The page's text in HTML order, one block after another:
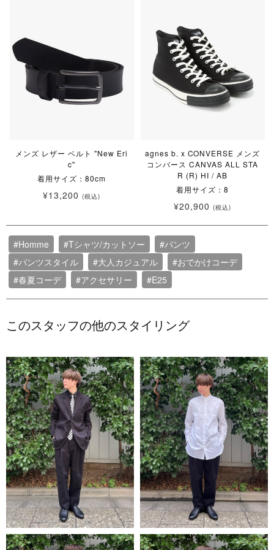
メンズ レザー ベルト "New Eri
c"
着用サイズ：80cm
¥13,200 (税込)
agnes b. x CONVERSE メンズ
コンバース CANVAS ALL STA
R (R) HI / AB
着用サイズ：8
¥20,900 (税込)
#Homme #Tシャツ/カットソー
#パンツ
#パンツスタイル
#大人カジュアル
#おでかけコーデ
#春夏コーデ
#アクセサリー #E25
このスタッフの他のスタイリング